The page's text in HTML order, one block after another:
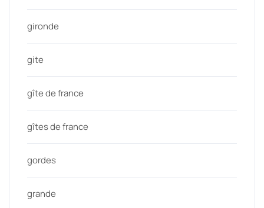
gironde
gite
gîte de france
gîtes de france
gordes
grande